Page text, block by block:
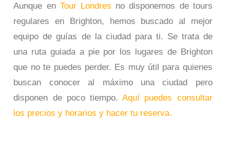
Aunque en Tour Londres no disponemos de tours
regulares en Brighton, hemos buscado al mejor
equipo de guías de la ciudad para ti. Se trata de
una ruta guiada a pie por los lugares de Brighton
que no te puedes perder. Es muy útil para quienes
buscan conocer al máximo una ciudad pero
disponen de poco tiempo.Aquí puedes consultar
los precios y horarios y hacer tu reserva.